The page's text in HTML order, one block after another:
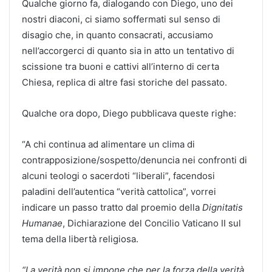
Qualche giorno fa, dialogando con Diego, uno dei
nostri diaconi, ci siamo soffermati sul senso di
disagio che, in quanto consacrati, accusiamo
nell’accorgerci di quanto sia in atto un tentativo di
scissione tra buoni e cattivi all’interno di certa
Chiesa, replica di altre fasi storiche del passato.
Qualche ora dopo, Diego pubblicava queste righe:
“A chi continua ad alimentare un clima di
contrapposizione/sospetto/denuncia nei confronti di
alcuni teologi o sacerdoti “liberali”, facendosi
paladini dell’autentica “verità cattolica”, vorrei
indicare un passo tratto dal proemio della Dignitatis
Humanae, Dichiarazione del Concilio Vaticano II sul
tema della libertà religiosa.